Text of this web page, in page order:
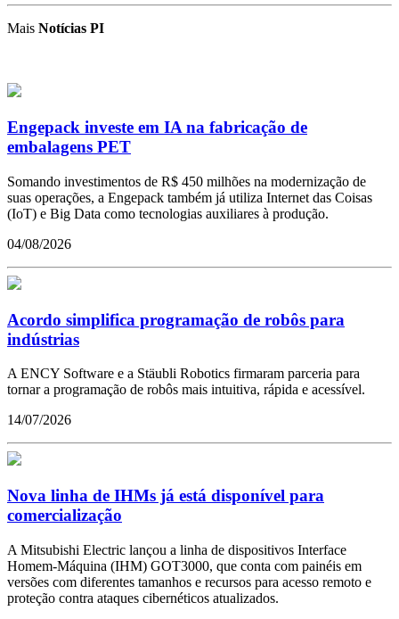
Mais Notícias PI
Engepack investe em IA na fabricação de
embalagens PET
Somando investimentos de R$ 450 milhões na modernização de
suas operações, a Engepack também já utiliza Internet das Coisas
(IoT) e Big Data como tecnologias auxiliares à produção.
04/08/2026
Acordo simplifica programação de robôs para
indústrias
A ENCY Software e a Stäubli Robotics firmaram parceria para
tornar a programação de robôs mais intuitiva, rápida e acessível.
14/07/2026
Nova linha de IHMs já está disponível para
comercialização
A Mitsubishi Electric lançou a linha de dispositivos Interface
Homem-Máquina (IHM) GOT3000, que conta com painéis em
versões com diferentes tamanhos e recursos para acesso remoto e
proteção contra ataques cibernéticos atualizados.